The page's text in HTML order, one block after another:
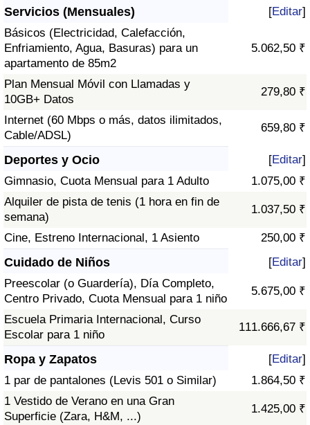
Servicios (Mensuales) [Editar]
Básicos (Electricidad, Calefacción,
Enfriamiento, Agua, Basuras) para un
apartamento de 85m2
5.062,50 ₹
Plan Mensual Móvil con Llamadas y
10GB+ Datos
279,80 ₹
Internet (60 Mbps o más, datos ilimitados,
Cable/ADSL)
659,80 ₹
Deportes y Ocio [Editar]
Gimnasio, Cuota Mensual para 1 Adulto
1.075,00 ₹
Alquiler de pista de tenis (1 hora en fin de
semana)
1.037,50 ₹
Cine, Estreno Internacional, 1 Asiento 250,00 ₹
Cuidado de Niños [Editar]
Preescolar (o Guardería), Día Completo,
Centro Privado, Cuota Mensual para 1 niño
5.675,00 ₹
Escuela Primaria Internacional, Curso
Escolar para 1 niño
111.666,67 ₹
Ropa y Zapatos [Editar]
1 par de pantalones (Levis 501 o Similar)
1.864,50 ₹
1 Vestido de Verano en una Gran
Superficie (Zara, H&M, ...)
1.425,00 ₹